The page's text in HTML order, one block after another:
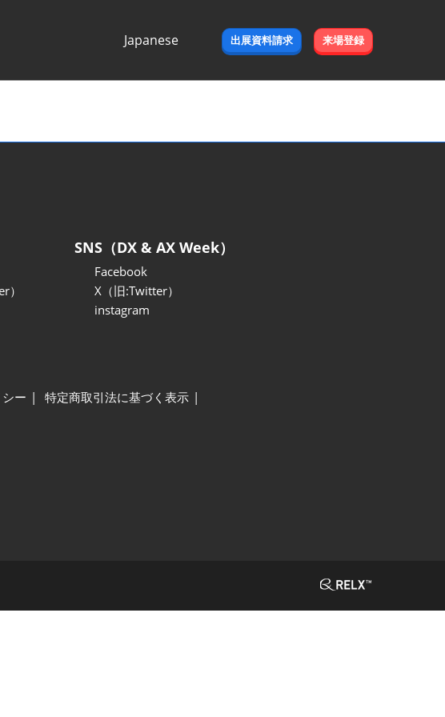
Japanese
出展資料請求 来場登録
）
SNS（DX & AX Week）
Facebook
X（旧:Twitter）
instagram
ー
特定商取引法に基づく表示